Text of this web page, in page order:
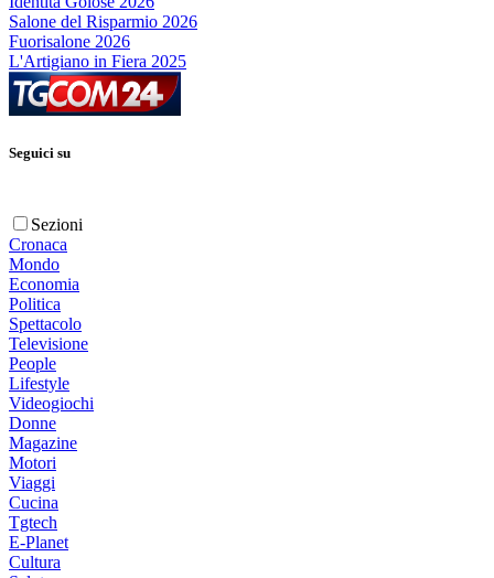
Salone del Risparmio 2026
Fuorisalone 2026
L'Artigiano in Fiera 2025
Seguici su
Sezioni
Cronaca
Mondo
Economia
Politica
Spettacolo
Televisione
People
Lifestyle
Videogiochi
Donne
Magazine
Motori
Viaggi
Cucina
Tgtech
E-Planet
Cultura